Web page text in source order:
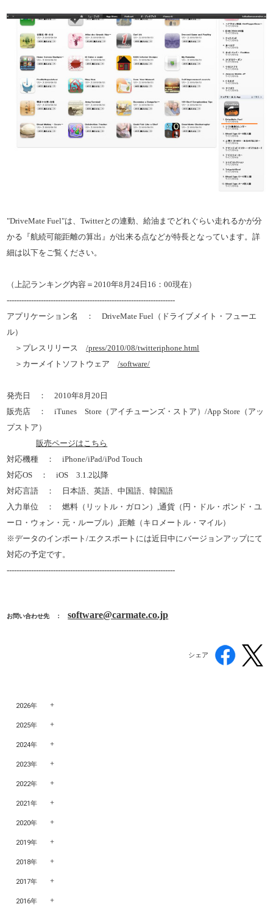
"DriveMate Fuel"は、Twitterとの連動、給油までどれぐらい走れるかが分
かる『航続可能距離の算出』が出来る点などが特長となっています。詳
細は以下をご覧ください。
（上記ランキング内容＝2010年8月24日16：00現在）
---------------------------------------------------------------------
アプリケーション名 ： DriveMate Fuel（ドライブメイト・フューエ
ル）
＞プレスリリース/press/2010/08/twitteriphone.html
＞カーメイトソフトウェア/software/
発売日 ： 2010年8月20日
販売店 ： iTunes Store（アイチューンズ・ストア）/App Store（アッ
プストア）
販売ページはこちら
対応機種 ： iPhone/iPad/iPod Touch
対応OS ： iOS 3.1.2以降
対応言語 ： 日本語、英語、中国語、韓国語
入力単位 ： 燃料（リットル・ガロン）,通貨（円・ドル・ポンド・ユ
ーロ・ウォン・元・ルーブル）,距離（キロメートル・マイル）
※データのインポート/エクスポートには近日中にバージョンアップにて
対応の予定です。
---------------------------------------------------------------------
お問い合わせ先 ：software@carmate.co.jp
シェア
2026年
2025年
2024年
2023年
2022年
2021年
2020年
2019年
2018年
2017年
2016年